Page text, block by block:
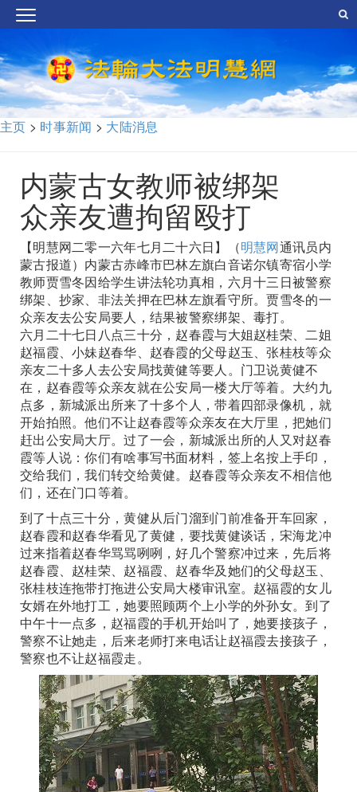
主页 > 时事新闻 > 大陆消息
内蒙古女教师被绑架
众亲友遭拘留殴打
【明慧网二零一六年七月二十六日】（明慧网通讯员内
蒙古报道）内蒙古赤峰市巴林左旗白音诺尔镇寄宿小学
教师贾雪冬因给学生讲法轮功真相，六月十三日被警察
绑架、抄家、非法关押在巴林左旗看守所。贾雪冬的一
众亲友去公安局要人，结果被警察绑架、毒打。
六月二十七日八点三十分，赵春霞与大姐赵桂荣、二姐
赵福霞、小妹赵春华、赵春霞的父母赵玉、张桂枝等众
亲友二十多人去公安局找黄健等要人。门卫说黄健不
在，赵春霞等众亲友就在公安局一楼大厅等着。大约九
点多，新城派出所来了十多个人，带着四部录像机，就
开始拍照。他们不让赵春霞等众亲友在大厅里，把她们
赶出公安局大厅。过了一会，新城派出所的人又对赵春
霞等人说：你们有啥事写书面材料，签上名按上手印，
交给我们，我们转交给黄健。赵春霞等众亲友不相信他
们，还在门口等着。
到了十点三十分，黄健从后门溜到门前准备开车回家，
赵春霞和赵春华看见了黄健，要找黄健谈话，宋海龙冲
过来指着赵春华骂骂咧咧，好几个警察冲过来，先后将
赵春霞、赵桂荣、赵福霞、赵春华及她们的父母赵玉、
张桂枝连拖带打拖进公安局大楼审讯室。赵福霞的女儿
女婿在外地打工，她要照顾两个上小学的外孙女。到了
中午十一点多，赵福霞的手机开始叫了，她要接孩子，
警察不让她走，后来老师打来电话让赵福霞去接孩子，
警察也不让赵福霞走。